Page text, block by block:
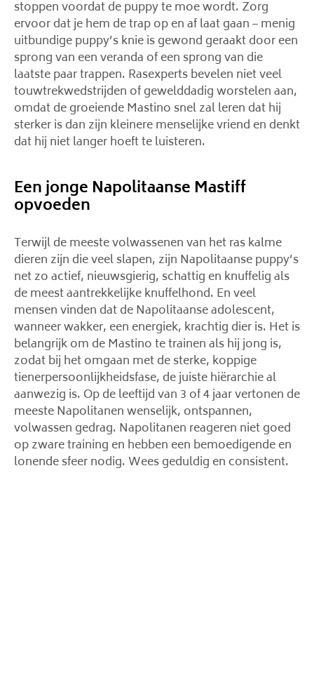
stoppen voordat de puppy te moe wordt. Zorg
ervoor dat je hem de trap op en af ​​laat gaan – menig
uitbundige puppy’s knie is gewond geraakt door een
sprong van een veranda of een sprong van die
laatste paar trappen. Rasexperts bevelen niet veel
touwtrekwedstrijden of gewelddadig worstelen aan,
omdat de groeiende Mastino snel zal leren dat hij
sterker is dan zijn kleinere menselijke vriend en denkt
dat hij niet langer hoeft te luisteren.
Een jonge Napolitaanse Mastiff
opvoeden
Terwijl de meeste volwassenen van het ras kalme
dieren zijn die veel slapen, zijn Napolitaanse puppy’s
net zo actief, nieuwsgierig, schattig en knuffelig als
de meest aantrekkelijke knuffelhond. En veel
mensen vinden dat de Napolitaanse adolescent,
wanneer wakker, een energiek, krachtig dier is. Het is
belangrijk om de Mastino te trainen als hij jong is,
zodat bij het omgaan met de sterke, koppige
tienerpersoonlijkheidsfase, de juiste hiërarchie al
aanwezig is. Op de leeftijd van 3 of 4 jaar vertonen de
meeste Napolitanen wenselijk, ontspannen,
volwassen gedrag. Napolitanen reageren niet goed
op zware training en hebben een bemoedigende en
lonende sfeer nodig. Wees geduldig en consistent.